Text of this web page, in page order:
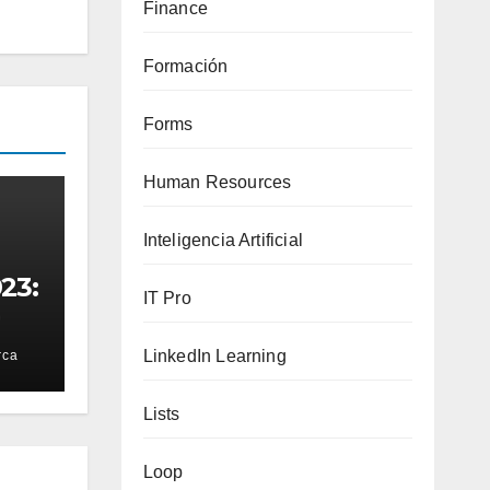
Finance
Formación
Forms
Human Resources
Inteligencia Artificial
IT Pro
LinkedIn Learning
Lists
Loop